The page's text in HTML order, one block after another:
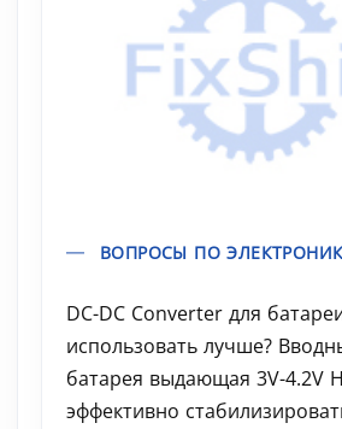
ВОПРОСЫ ПО
DC-DC Converter для
использовать лучше?
батарея выдающая 3V-4.2V
эффективно